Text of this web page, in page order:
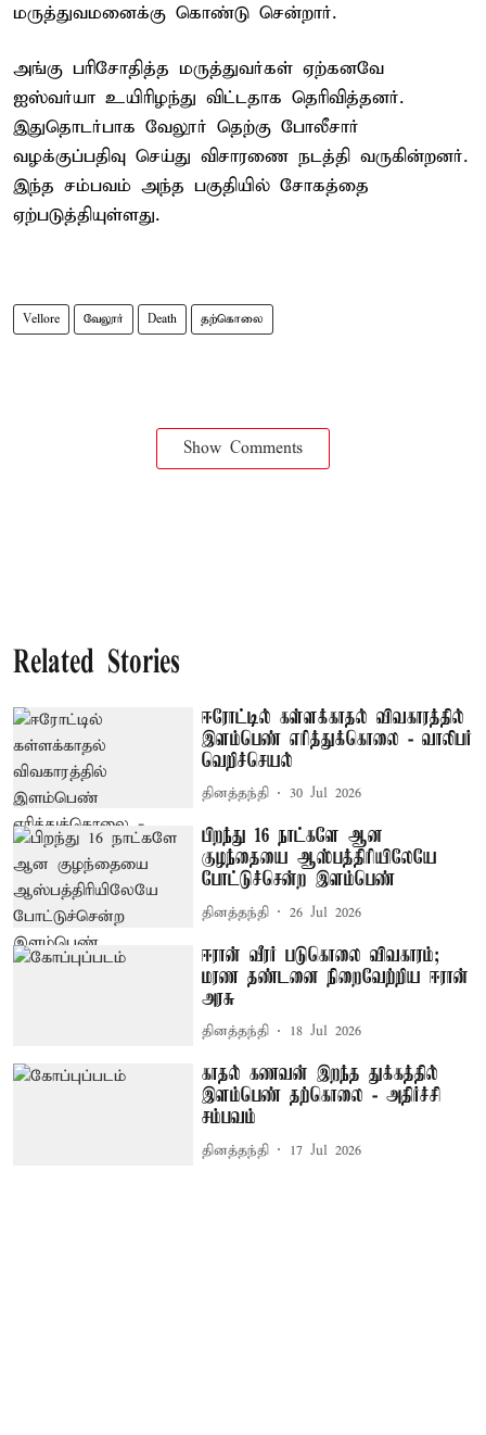
மருத்துவமனைக்கு கொண்டு சென்றார்.
அங்கு பரிசோதித்த மருத்துவர்கள் ஏற்கனவே
ஐஸ்வர்யா உயிரிழந்து விட்டதாக தெரிவித்தனர்.
இதுதொடர்பாக வேலூர் தெற்கு போலீசார்
வழக்குப்பதிவு செய்து விசாரணை நடத்தி வருகின்றனர்.
இந்த சம்பவம் அந்த பகுதியில் சோகத்தை
ஏற்படுத்தியுள்ளது.
Vellore வேலூர் Death தற்கொலை
Show Comments
Related Stories
ஈரோட்டில் கள்ளக்காதல் விவகாரத்தில்
இளம்பெண் எரித்துக்கொலை - வாலிபர்
வெறிச்செயல்
தினத்தந்தி 30 Jul 2026
பிறந்து 16 நாட்களே ஆன
குழந்தையை ஆஸ்பத்திரியிலேயே
போட்டுச்சென்ற இளம்பெண்
தினத்தந்தி 26 Jul 2026
ஈரான் வீரர் படுகொலை விவகாரம்;
மரண தண்டனை நிறைவேற்றிய ஈரான்
அரசு
தினத்தந்தி 18 Jul 2026
காதல் கணவன் இறந்த துக்கத்தில்
இளம்பெண் தற்கொலை - அதிர்ச்சி
சம்பவம்
தினத்தந்தி 17 Jul 2026